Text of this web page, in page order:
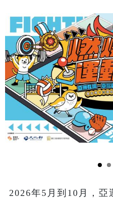
2026年5月到10月，亞